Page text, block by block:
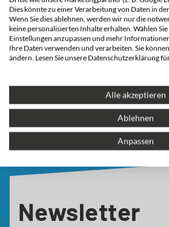
Jetzt informieren
Newsletter
Dies könnte zu einer Verarbeitung von Daten in
Wenn Sie dies ablehnen, werden wir nur die
keine personalisierten Inhalte erhalten. Wählen
Einstellungen anzupassen und mehr
Ihre Daten verwenden und verarbeiten. Sie
ändern. Lesen Sie unsere Datenschutzerklärung
Alle akzeptieren
Ablehnen
Anpassen